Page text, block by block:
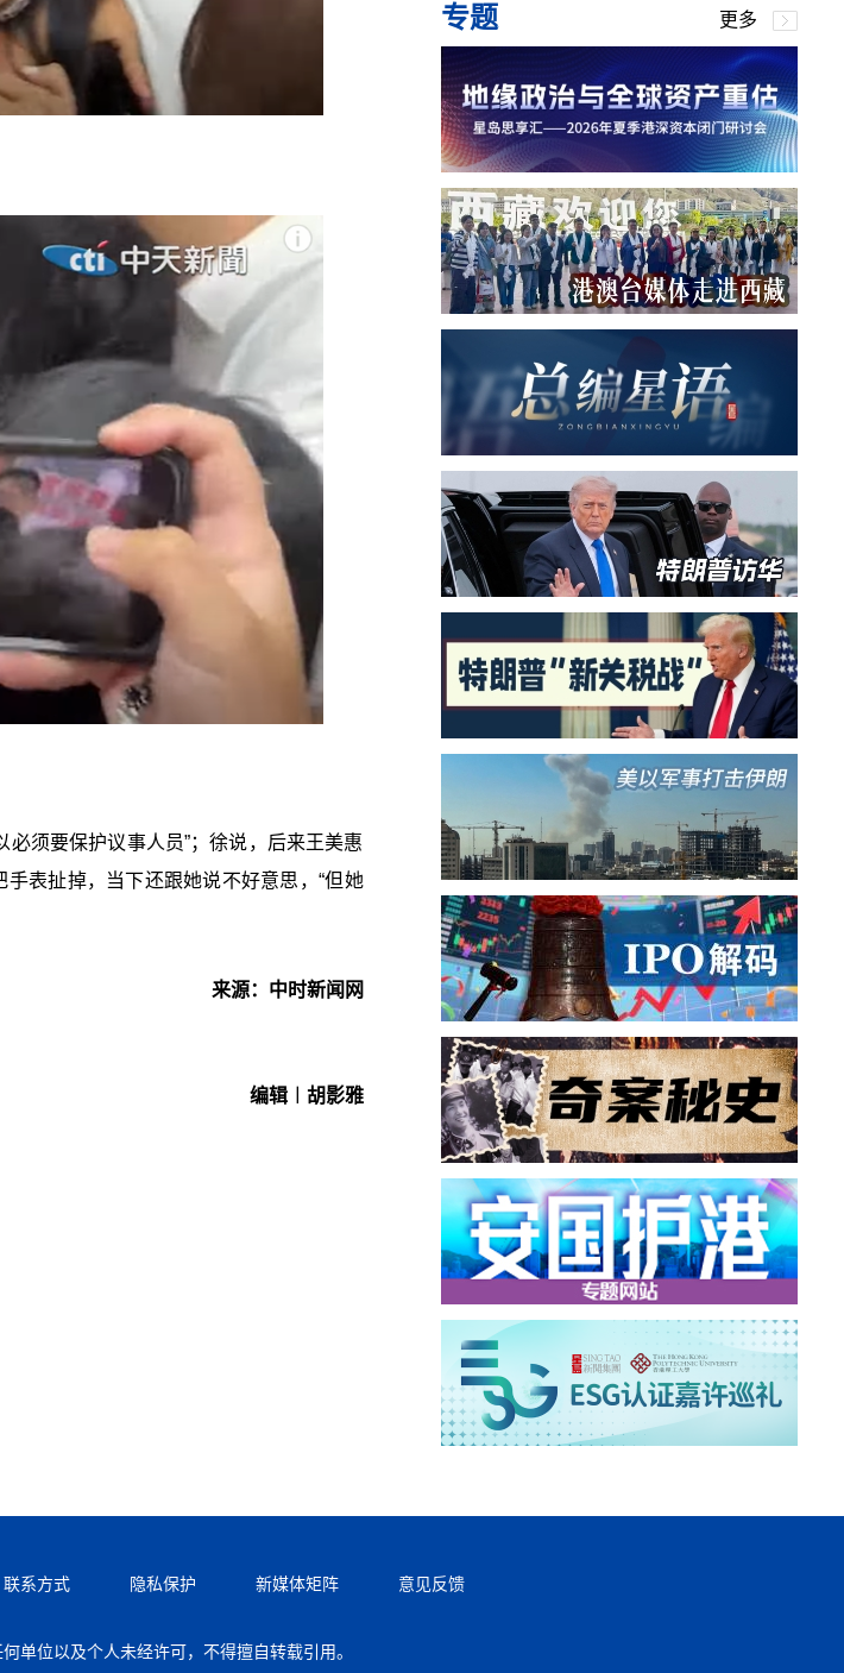
须要保护议事人员”；徐说，后来王美惠
表扯掉，当下还跟她说不好意思，“但她
来源：中时新闻网
编辑︱胡影雅
专题 更多
联系方式 隐私保护 新媒体矩阵 意见反馈
单位以及个人未经许可，不得擅自转载引用。